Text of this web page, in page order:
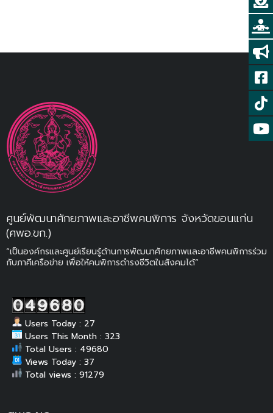
ศูนย์พัฒนาศักยภาพและอาชีพคนพิการ จังหวัดขอนแก่น
(ศพอ.ขก.)
“เป็นองค์กรและศูนย์เรียนรู้ด้านการพัฒนาศักยภาพและอาชีพคนพิการร่วม
กับภาคีเครือข่าย เพื่อให้คนพิการดำรงชีวิตในสังคมได้”
Users Today : 27
Users This Month : 323
Total Users : 49680
Views Today : 37
Total views : 91279